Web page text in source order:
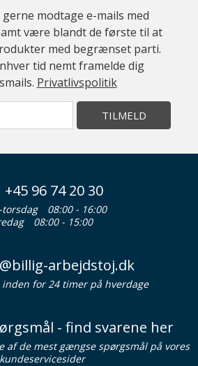
gerne modtage e-mails med
være blandt de første til at
med begrænset parti.
tid nemt framelde dig
Privatlivspolitik
TILMELD
+45 96 74 20 30
08:00 - 16:00
08:00 - 15:00
arbejdstoj.dk
inden for 24 timer på hverdage
- find svarene her
af de mest gængse spørgsmål på vores
kundeservicesider